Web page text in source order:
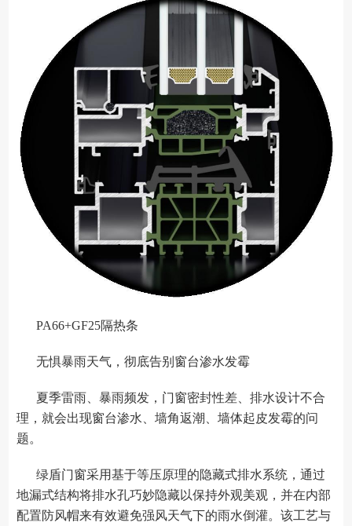
PA66+GF25隔热条
无惧暴雨天气，彻底告别窗台渗水发霉
夏季雷雨、暴雨频发，门窗密封性差、排水设计不合
理，就会出现窗台渗水、墙角返潮、墙体起皮发霉的问
题。
绿盾门窗采用基于等压原理的隐藏式排水系统，通过
地漏式结构将排水孔巧妙隐藏以保持外观美观，并在内部
配置防风帽来有效避免强风天气下的雨水倒灌。该工艺与